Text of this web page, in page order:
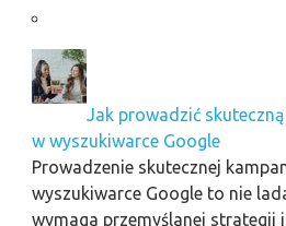
Jak prowadzić
w wyszukiwarce Google
Prowadzenie skutecznej
wyszukiwarce Google to nie
wymaga przemyślanej strategii